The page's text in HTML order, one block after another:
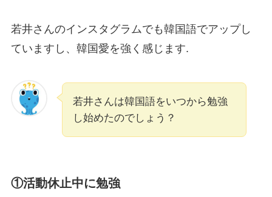
若井さんのインスタグラムでも韓国語でアップし
ていますし、韓国愛を強く感じます.
若井さんは韓国語をいつから勉強
し始めたのでしょう？
①活動休止中に勉強